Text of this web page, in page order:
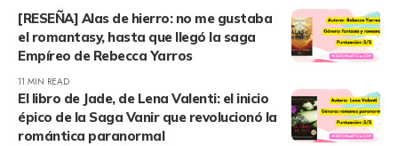
[RESEÑA] Alas de hierro: no me gustaba
el romantasy, hasta que llegó la saga
Empíreo de Rebecca Yarros
11 MIN READ
El libro de Jade, de Lena Valenti: el inicio
épico de la Saga Vanir que revolucionó la
romántica paranormal